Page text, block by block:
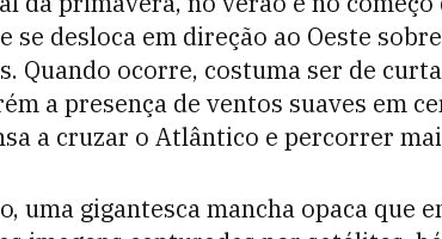
se desloca em direção ao Oeste
Quando ocorre, costuma ser de
a presença de ventos suaves em
a cruzar o Atlântico e percorrer
uma gigantesca mancha opaca que